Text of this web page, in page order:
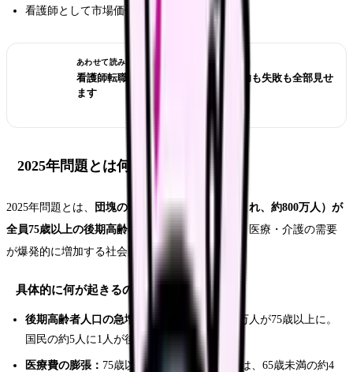
看護師として市場価値を高めるキャリア戦略
あわせて読みたい
看護師転職のリアル体験談12選｜成功も失敗も全部見せ
ます
2025年問題とは何だったのか
2025年問題とは、
団塊の世代（1947〜1949年生まれ、約800万人）が
全員75歳以上の後期高齢者になる2025年
を境に、医療・介護の需要
が爆発的に増加する社会問題のことです。
具体的に何が起きるのか
後期高齢者人口の急増：
2025年には約2,180万人が75歳以上に。
国民の約5人に1人が後期高齢者
医療費の膨張： 75歳以上の1人あたり医療費は、65歳未満の約4